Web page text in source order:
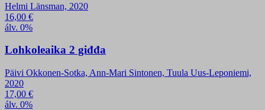
Helmi Länsman, 2020
16,00 €
álv. 0%
Lohkoleaika 2 giđđa
Päivi Okkonen-Sotka, Ann-Mari Sintonen, Tuula Uus-Leponiemi,
2020
17,00 €
álv. 0%